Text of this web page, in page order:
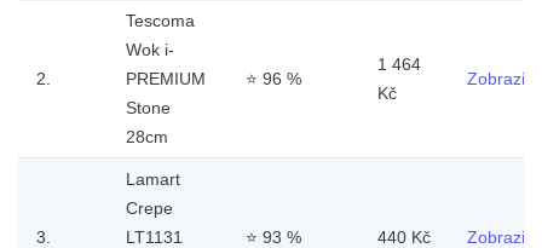
2.
Tescoma
Wok i-
PREMIUM
Stone
28cm
⭐ 96 %
1 464
Kč
Zobrazit
3.
Lamart
Crepe
LT1131
⭐ 93 % 440 Kč Zobrazit